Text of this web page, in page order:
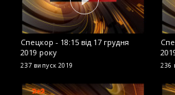
Спецкор - 18:15 від 17 грудня
2019 року
237 випуск 2019 236